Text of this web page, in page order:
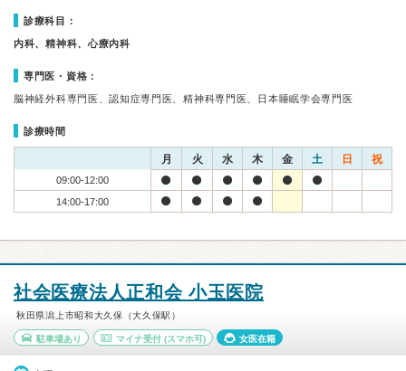
診療科目：
内科、精神科、心療内科
専門医・資格：
脳神経外科専門医、認知症専門医、精神科専門医、日本睡眠学会専門医
診療時間
月 火 水 木 金 土 日 祝
09:00-12:00
14:00-17:00
社会医療法人正和会 小玉医院
秋田県潟上市昭和大久保（大久保駅）
駐車場あり マイナ受付(スマホ可) 女医在籍